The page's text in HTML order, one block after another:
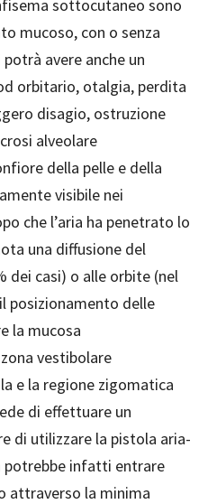
sottocutaneo sono
mucoso, con o senza
potrà avere anche un
orbitario, otalgia, perdita
disagio, ostruzione
alveolare
della pelle e della
visibile nei
che l’aria ha penetrato lo
una diffusione del
dei casi) o alle orbite (nel
posizionamento delle
la mucosa
vestibolare
e la regione zigomatica
di effettuare un
di utilizzare la pistola aria-
potrebbe infatti entrare
attraverso la minima